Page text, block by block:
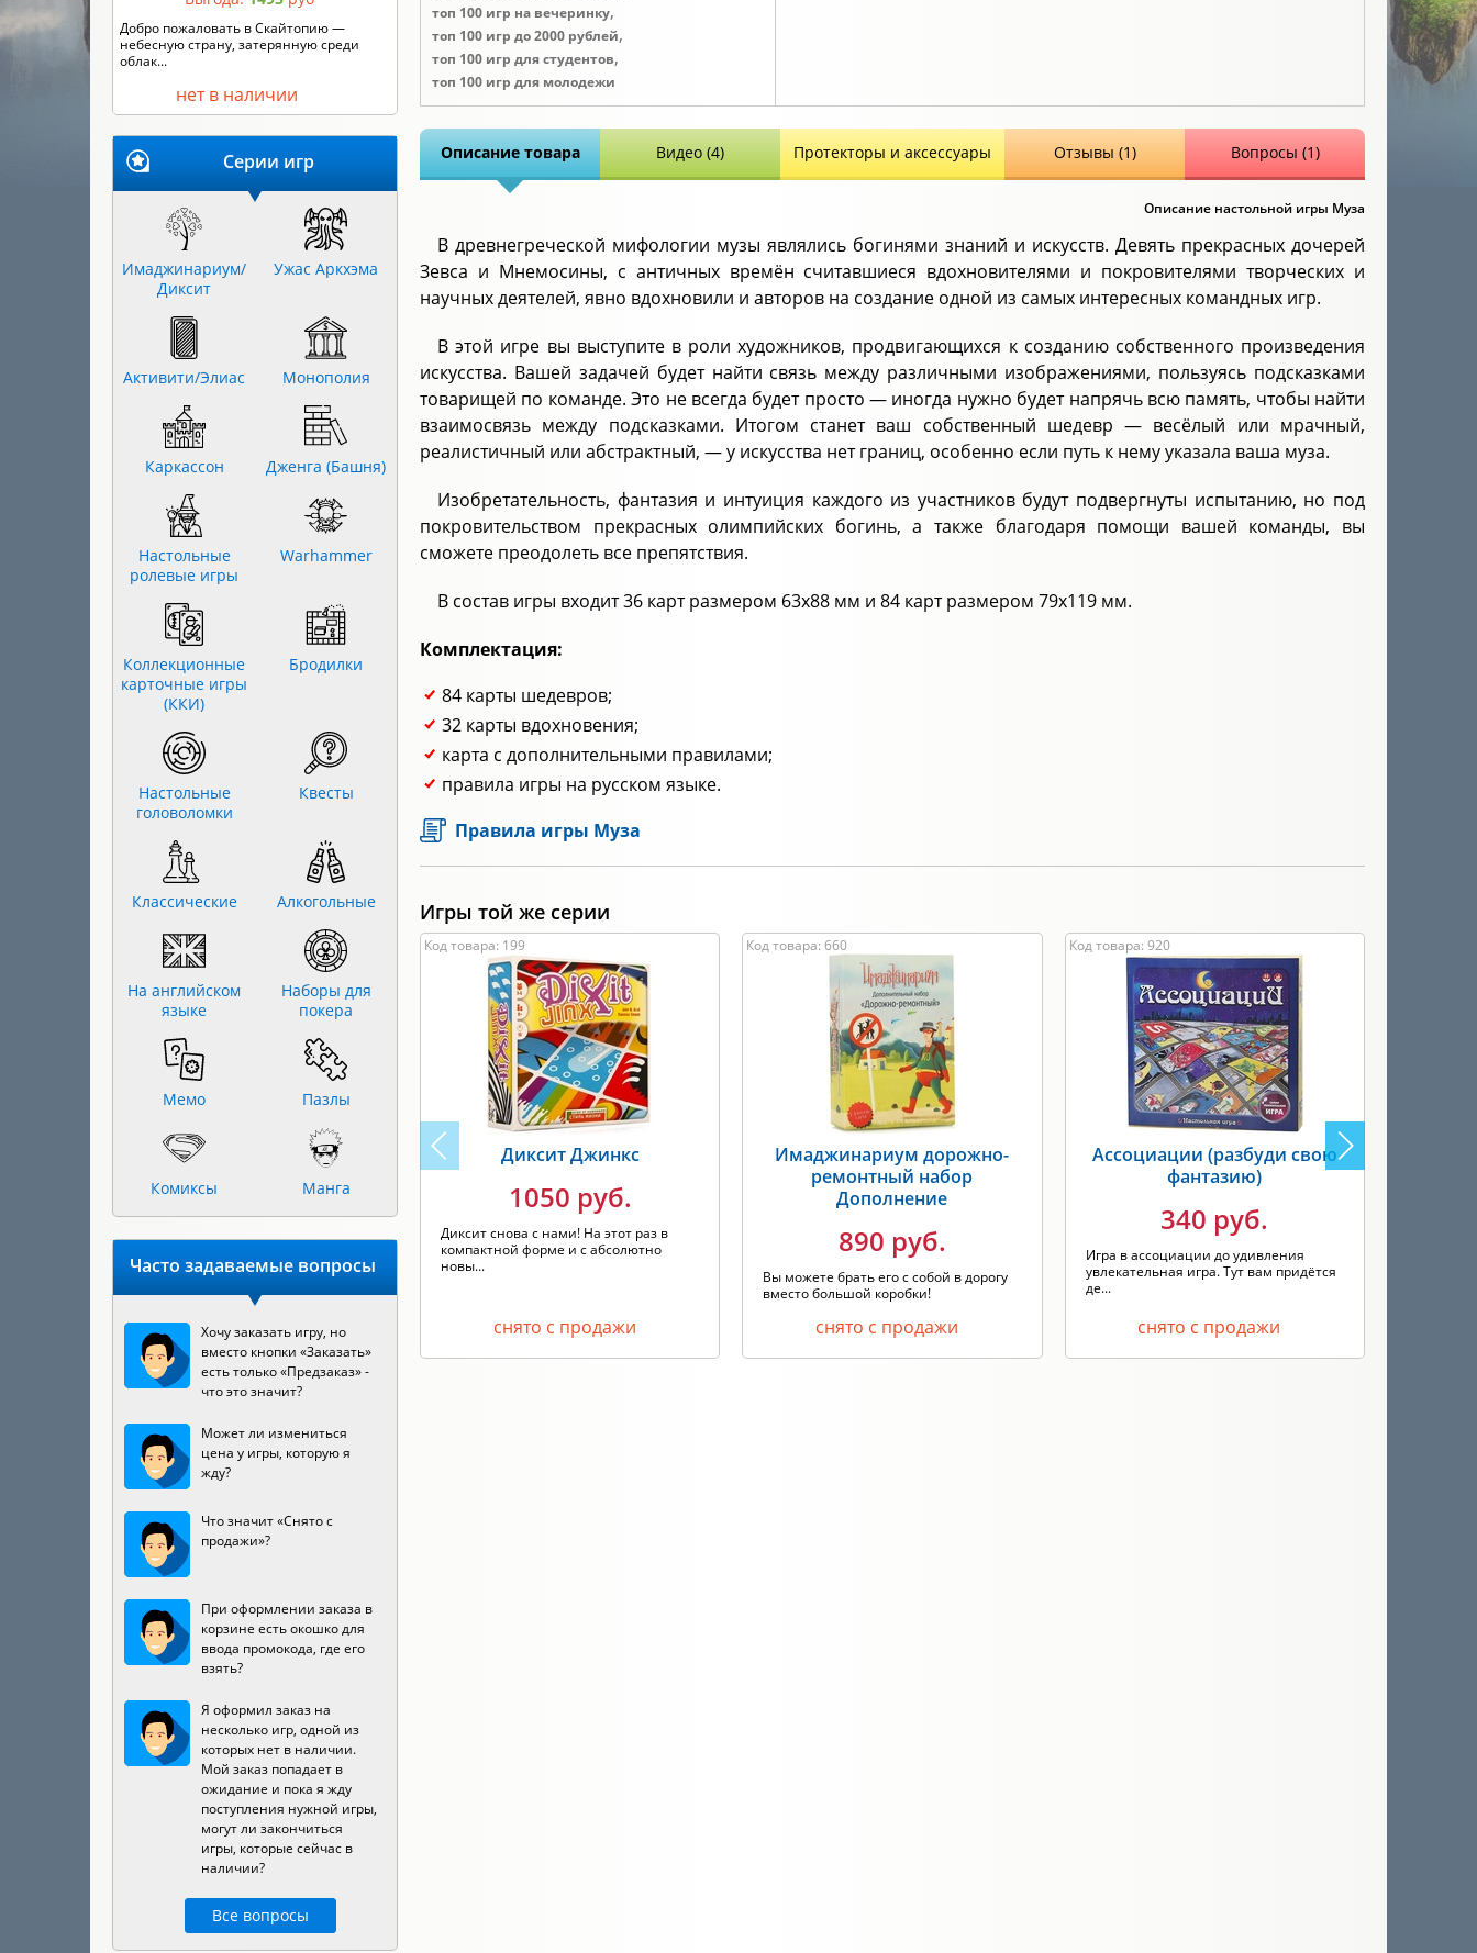
топ 100 игр на вечеринку,
топ 100 игр до 2000 рублей,
топ 100 игр для студентов,
топ 100 игр для молодежи
Описание товара Видео (4) Протекторы и аксессуары Отзывы (1) Вопросы (1)
Описание настольной игры Муза
В древнегреческой мифологии музы являлись богинями знаний и искусств. Девять прекрасных дочерей
Зевса и Мнемосины, с античных времён считавшиеся вдохновителями и покровителями творческих и
научных деятелей, явно вдохновили и авторов на создание одной из самых интересных командных игр.
В этой игре вы выступите в роли художников, продвигающихся к созданию собственного произведения
искусства. Вашей задачей будет найти связь между различными изображениями, пользуясь подсказками
товарищей по команде. Это не всегда будет просто — иногда нужно будет напрячь всю память, чтобы найти
взаимосвязь между подсказками. Итогом станет ваш собственный шедевр — весёлый или мрачный,
реалистичный или абстрактный, — у искусства нет границ, особенно если путь к нему указала ваша муза.
Изобретательность, фантазия и интуиция каждого из участников будут подвергнуты испытанию, но под
покровительством прекрасных олимпийских богинь, а также благодаря помощи вашей команды, вы
сможете преодолеть все препятствия.
В состав игры входит 36 карт размером 63х88 мм и 84 карт размером 79х119 мм.
Комплектация:
84 карты шедевров;
32 карты вдохновения;
карта с дополнительными правилами;
правила игры на русском языке.
Правила игры Муза
Игры той же серии
Код товара: 199
Диксит Джинкс
1050 руб.
Диксит снова с нами! На этот раз в
компактной форме и с абсолютно
новы...
снято с продажи
Код товара: 660
Имаджинариум дорожно-
ремонтный набор
Дополнение
890 руб.
Вы можете брать его с собой в дорогу
вместо большой коробки!
снято с продажи
Код товара: 920
Ассоциации (разбуди свою
фантазию)
340 руб.
Игра в ассоциации до удивления
увлекательная игра. Тут вам придётся
де...
снято с продажи
Выгода: руб
Кто сильнее – король Артур или граф
Дракула? Горгона Медуза или Робин ...
нет в наличии
Серии игр
Имаджинариум/
Диксит
Ужас Аркхэма
Активити/Элиас Монополия
Каркассон Дженга (Башня)
Настольные
ролевые игры
Warhammer
Коллекционные
карточные игры
(ККИ)
Бродилки
Настольные
головоломки
Квесты
Классические Алкогольные
На английском
языке
Наборы для
покера
Мемо Пазлы
Комиксы Манга
Часто задаваемые вопросы
Хочу заказать игру, но
вместо кнопки «Заказать»
есть только «Предзаказ» -
что это значит?
Может ли измениться
цена у игры, которую я
жду?
Что значит «Снято с
продажи»?
При оформлении заказа в
корзине есть окошко для
ввода промокода, где его
взять?
Я оформил заказ на
несколько игр, одной из
которых нет в наличии.
Мой заказ попадает в
ожидание и пока я жду
поступления нужной игры,
могут ли закончиться
игры, которые сейчас в
наличии?
Все вопросы